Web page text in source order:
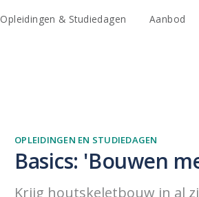
Opleidingen & Studiedagen Aanbod
OPLEIDINGEN EN STUDIEDAGEN
Basics: 'Bouwen
Krijg houtskeletbouw in al